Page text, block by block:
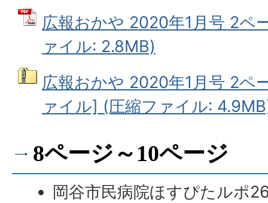
広報おかや 2020年1月号 2ペ
ァイル: 2.8MB)
広報おかや 2020年1月号 2ペ
ァイル] (圧縮ファイル:
8ページ～10ページ
岡谷市民病院ほすぴたルポ